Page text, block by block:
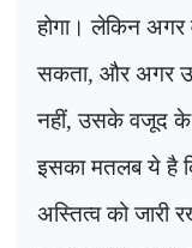
होगा। लेकिन अगर
सकता, और अगर
नहीं, उसके वजूद के
इसका मतलब ये है
अस्तित्व को जारी